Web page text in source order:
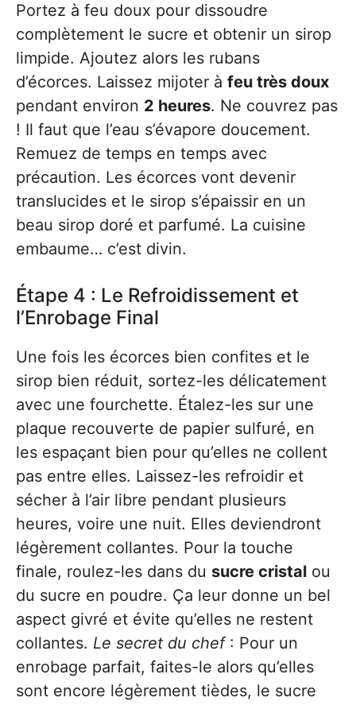
Portez à feu doux pour dissoudre
complètement le sucre et obtenir un sirop
limpide. Ajoutez alors les rubans
d’écorces. Laissez mijoter à feu très doux
pendant environ 2 heures. Ne couvrez pas
! Il faut que l’eau s’évapore doucement.
Remuez de temps en temps avec
précaution. Les écorces vont devenir
translucides et le sirop s’épaissir en un
beau sirop doré et parfumé. La cuisine
embaume… c’est divin.
Étape 4 : Le Refroidissement et
l’Enrobage Final
Une fois les écorces bien confites et le
sirop bien réduit, sortez-les délicatement
avec une fourchette. Étalez-les sur une
plaque recouverte de papier sulfuré, en
les espaçant bien pour qu’elles ne collent
pas entre elles. Laissez-les refroidir et
sécher à l’air libre pendant plusieurs
heures, voire une nuit. Elles deviendront
légèrement collantes. Pour la touche
finale, roulez-les dans du sucre cristal ou
du sucre en poudre. Ça leur donne un bel
aspect givré et évite qu’elles ne restent
collantes. Le secret du chef: Pour un
enrobage parfait, faites-le alors qu’elles
sont encore légèrement tièdes, le sucre